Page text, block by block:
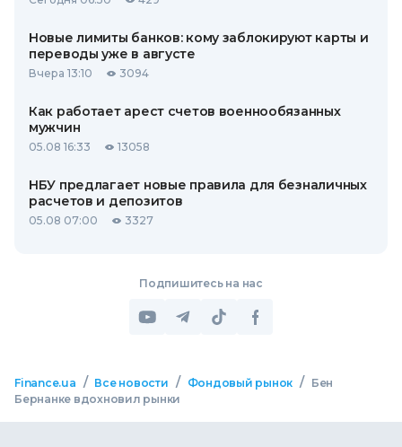
Новые лимиты банков: кому заблокируют карты и
переводы уже в августе
Вчера 13:10 3094
Как работает арест счетов военнообязанных
мужчин
05.08 16:33 13058
НБУ предлагает новые правила для безналичных
расчетов и депозитов
05.08 07:00 3327
Подпишитесь на нас
Finance.ua / Все новости / Фондовый рынок /
Бен
Бернанке вдохновил рынки